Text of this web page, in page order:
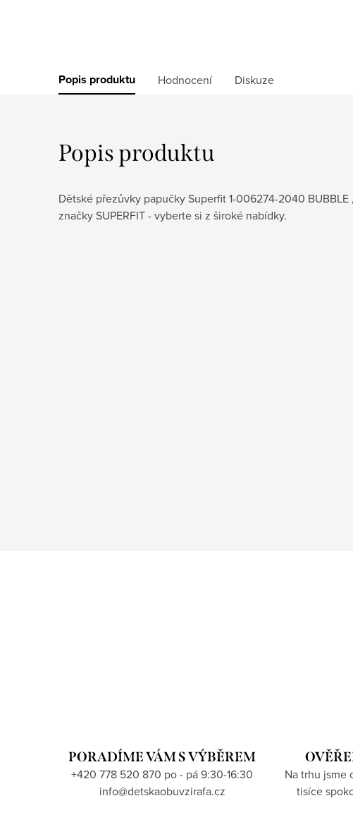
Popis produktu Hodnocení Diskuze
Popis produktu
Dětské přezůvky papučky Superfit 1-006274-2040
značky SUPERFIT - vyberte si z široké nabídky.
PORADÍME VÁM S VÝBĚREM
+420 778 520 870 po - pá 9:30-16:30
info@detskaobuvzirafa.cz
Na trhu jsme
tisíce